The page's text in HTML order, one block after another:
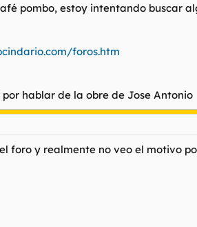
pombo, estoy intentando buscar
foros.htm
hablar de la obre de Jose Antonio
foro y realmente no veo el motivo